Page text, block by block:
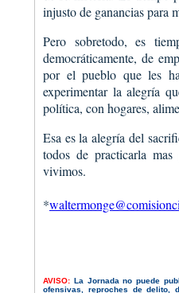
injusto de ganancias para
Pero sobretodo, es
democráticamente, de
por el pueblo que les
experimentar la alegría
política, con hogares,
Esa es la alegría del
todos de practicarla
vivimos.
*
AVISO: La Jornada no puede
ofensivas, reproches de delito,